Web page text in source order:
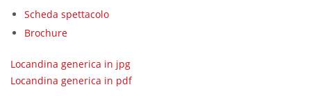
Scheda spettacolo
Brochure
Locandina generica in jpg
Locandina generica in pdf